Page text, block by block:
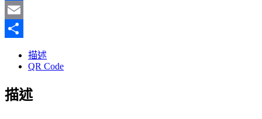
Facebook
Email
描述
QR Code
描述